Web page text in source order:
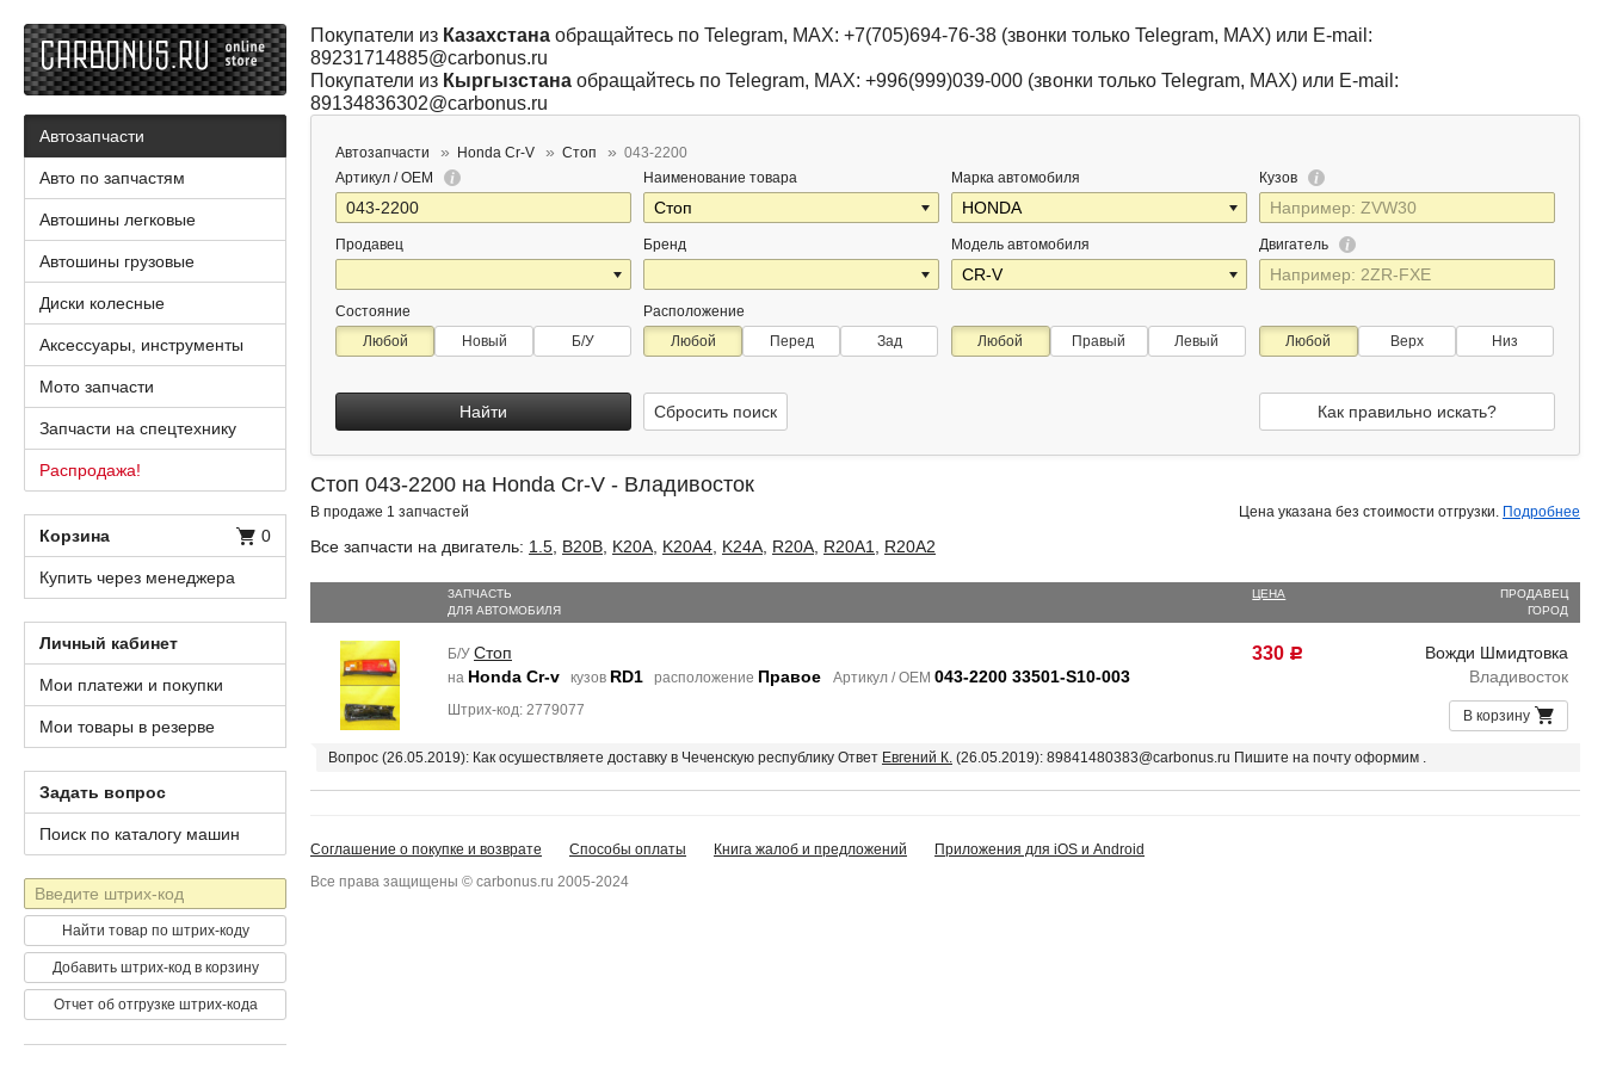
Покупатели из Казахстана обращайтесь по Telegram, MAX: +7(705)694-76-38 (звонки только Telegram, MAX) или E-mail:
89231714885@carbonus.ru
Покупатели из Кыргызстана обращайтесь по Telegram, MAX: +996(999)039-000 (звонки только Telegram, MAX) или E-mail:
89134836302@carbonus.ru
Автозапчасти Honda Cr-V Стоп
043-2200
Артикул / OEM
Продавец
Наименование товара
Бренд
Марка автомобиля
Модель автомобиля
Кузов
Двигатель
Состояние
Любой
Новый Б/У
Расположение
Любой
Перед Зад Любой Правый Левый Любой Верх Низ
Найти Сбросить поиск Как правильно искать?
Стоп 043-2200 на Honda Cr-V - Владивосток
В продаже 1 запчастей Цена указана без стоимости отгрузки. Подробнее
Все запчасти на двигатель: 1.5 B20B K20A K20A4 K24A R20A R20A1 R20A2
ЗАПЧАСТЬ
ДЛЯ АВТОМОБИЛЯ
ЦЕНА
ПРОДАВЕЦ
ГОРОД
Б/У Стоп
на Honda Cr-v кузов RD1 расположение Правое Артикул / OEM 043-2200 33501-S10-003
Штрих-код: 2779077
330 Р
Вожди Шмидтовка
Владивосток
В корзину
Вопрос (26.05.2019): Как осушествляете доставку в Чеченскую республику Ответ Евгений К. (26.05.2019): 89841480383@carbonus.ru Пишите на почту оформим .
Автозапчасти
Авто по запчастям
Автошины легковые
Автошины грузовые
Диски колесные
Аксессуары, инструменты
Мото запчасти
Запчасти на спецтехнику
Распродажа!
Корзина 0
Купить через менеджера
Личный кабинет
Мои платежи и покупки
Мои товары в резерве
Задать вопрос
Поиск по каталогу машин
Штрих-
код
Найти товар по штрих-коду
Добавить штрих-код в корзину
Отчет об отгрузке штрих-кода
Соглашение о покупке и возврате Способы оплаты Книга жалоб и предложений
Приложения для iOS и Android
Все права защищены © carbonus.ru 2005-2024